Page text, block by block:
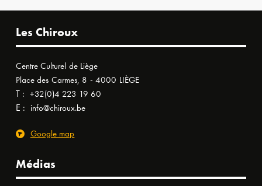
Les Chiroux
Centre Culturel de Liège
Place des Carmes, 8 - 4000 LIÈGE
T : +32(0)4 223 19 60
E : info@chiroux.be
Google map
Médias